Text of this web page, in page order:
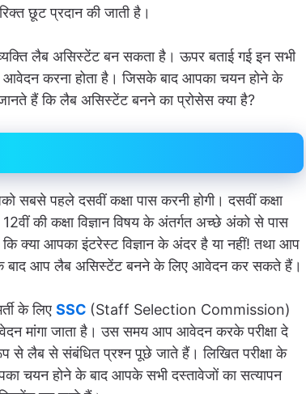
छूट प्रदान की जाती है।
लैब असिस्टेंट बन सकता है। ऊपर बताई गई इन सभी
करना होता है। जिसके बाद आपका चयन होने के
हैं कि लैब असिस्टेंट बनने का प्रोसेस क्या है?
पहले दसवीं कक्षा पास करनी होगी। दसवीं कक्षा
की कक्षा विज्ञान विषय के अंतर्गत अच्छे अंको से पास
कि क्या आपका इंटरेस्ट विज्ञान के अंदर है या नहीं! तथा आप
बाद आप लैब असिस्टेंट बनने के लिए आवेदन कर सकते हैं।
के लिए SSC (Staff Selection Commission)
मांगा जाता है। उस समय आप आवेदन करके परीक्षा दे
से लैब से संबंधित प्रश्न पूछे जाते हैं। लिखित परीक्षा के
चयन होने के बाद आपके सभी दस्तावेजों का सत्यापन